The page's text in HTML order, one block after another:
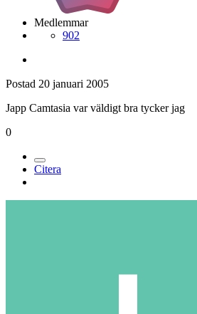
Medlemmar
902
Postad 20 januari 2005
Japp Camtasia var väldigt bra tycker jag
0
Citera